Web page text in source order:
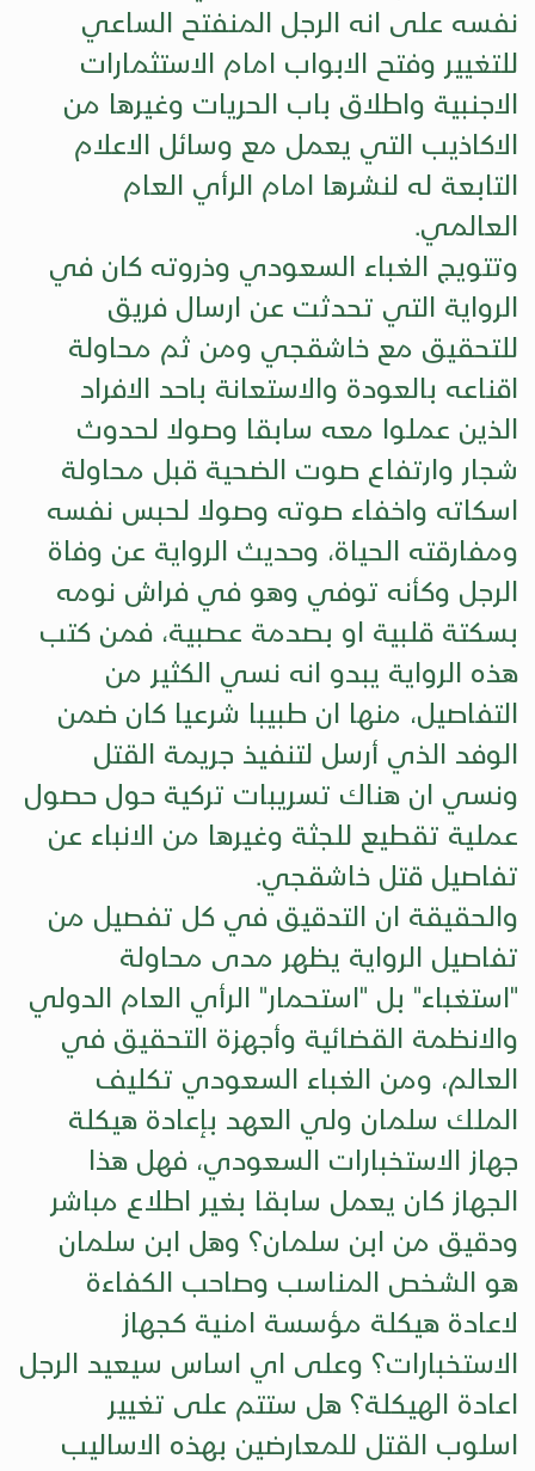
نفسه على انه الرجل المنفتح الساعي
للتغيير وفتح الابواب امام الاستثمارات
الاجنبية واطلاق باب الحريات وغيرها من
الاكاذيب التي يعمل مع وسائل الاعلام
التابعة له لنشرها امام الرأي العام
العالمي.
وتتويج الغباء السعودي وذروته كان في
الرواية التي تحدثت عن ارسال فريق
للتحقيق مع خاشقجي ومن ثم محاولة
اقناعه بالعودة والاستعانة باحد الافراد
الذين عملوا معه سابقا وصولا لحدوث
شجار وارتفاع صوت الضحية قبل محاولة
اسكاته واخفاء صوته وصولا لحبس نفسه
ومفارقته الحياة، وحديث الرواية عن وفاة
الرجل وكأنه توفي وهو في فراش نومه
بسكتة قلبية او بصدمة عصبية، فمن كتب
هذه الرواية يبدو انه نسي الكثير من
التفاصيل، منها ان طبيبا شرعيا كان ضمن
الوفد الذي أرسل لتنفيذ جريمة القتل
ونسي ان هناك تسريبات تركية حول حصول
عملية تقطيع للجثة وغيرها من الانباء عن
تفاصيل قتل خاشقجي.
والحقيقة ان التدقيق في كل تفصيل من
تفاصيل الرواية يظهر مدى محاولة
"استغباء" بل "استحمار" الرأي العام الدولي
والانظمة القضائية وأجهزة التحقيق في
العالم، ومن الغباء السعودي تكليف
الملك سلمان ولي العهد بإعادة هيكلة
جهاز الاستخبارات السعودي، فهل هذا
الجهاز كان يعمل سابقا بغير اطلاع مباشر
ودقيق من ابن سلمان؟ وهل ابن سلمان
هو الشخص المناسب وصاحب الكفاءة
لاعادة هيكلة مؤسسة امنية كجهاز
الاستخبارات؟ وعلى اي اساس سيعيد الرجل
اعادة الهيكلة؟ هل ستتم على تغيير
اسلوب القتل للمعارضين بهذه الاساليب